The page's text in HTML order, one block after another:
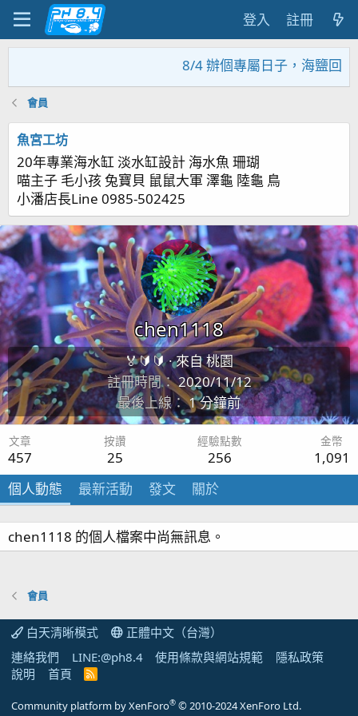
登入 註冊
8/4 辦個專屬日子，海鹽回
會員
魚宮工坊
20年專業海水缸 淡水缸設計 海水魚 珊瑚
喵主子 毛小孩 兔寶貝 鼠鼠大軍 澤龜 陸龜 鳥
小潘店長Line 0985-502425
chen1118
🏅🔰🔰·來自桃園
註冊時間
2020/11/12
最後上線
1 分鐘前
文章
457
按讚
25
經驗點數
256
金幣
1,091
個人動態
最新活動 發文 關於
chen1118 的個人檔案中尚無訊息。
會員
白天清晰模式
正體中文（台灣）
連絡我們
LINE:@ph8.4 使用條款與網站規範
隱私政策
說明
首頁
R
Community platform by XenForo® © 2010-2024 XenForo Ltd.